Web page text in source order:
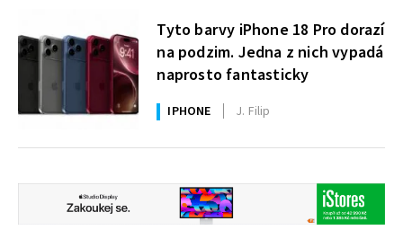
Tyto barvy iPhone 18 Pro dorazí
na podzim. Jedna z nich vypadá
naprosto fantasticky
IPHONE J. Filip